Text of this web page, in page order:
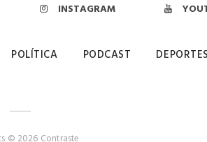
INSTAGRAM
POLÍTICA PODCAST DEPORTES
© 2026 Contraste